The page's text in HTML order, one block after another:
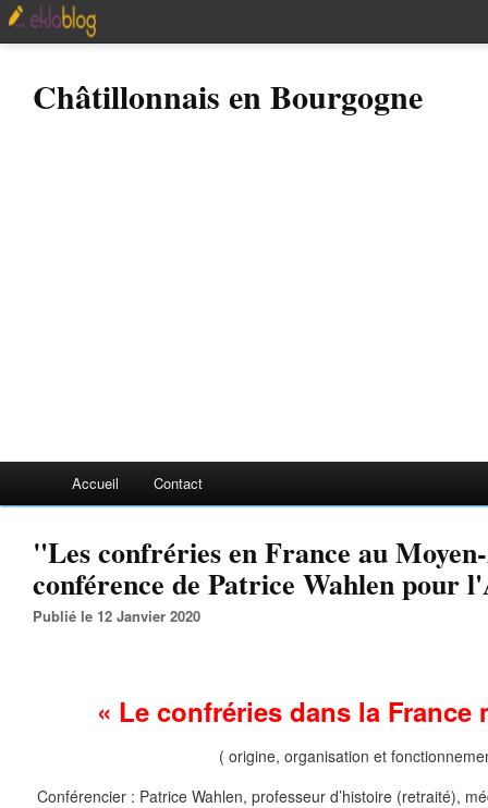
Châtillonnais en Bourgogne
Accueil Contact
"Les confréries en France au
conférence de Patrice Wahlen pour
Publié le 12 Janvier 2020
« Le confréries dans la France
( origine, organisation et
Conférencier : Patrice Wahlen, professeur d’histoire (retraité),